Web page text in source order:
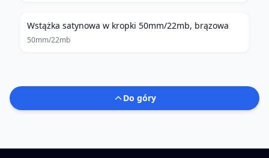
Wstążka satynowa w kropki 50mm/22mb, brązowa
50mm/22mb
Do góry